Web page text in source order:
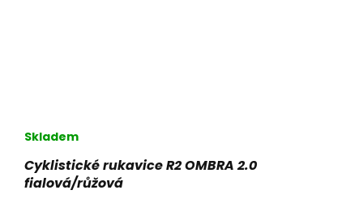
Cyklistické rukavice R2 OMBRA 2.0
fialová/růžová
Skladem